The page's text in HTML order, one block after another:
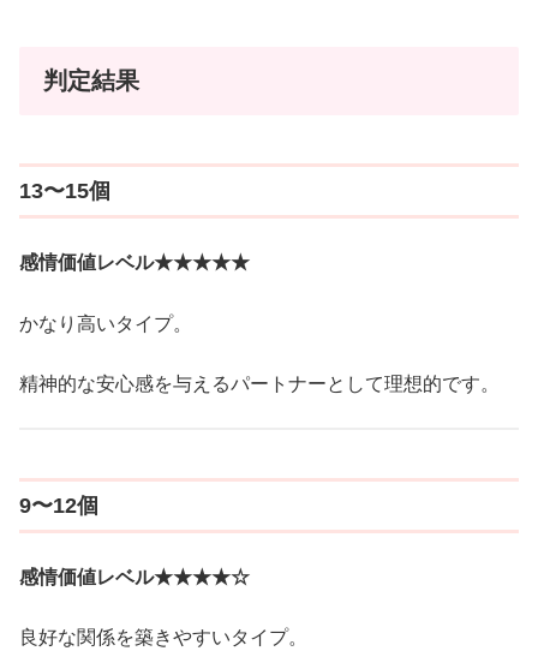
判定結果
13〜15個
感情価値レベル★★★★★
かなり高いタイプ。
精神的な安心感を与えるパートナーとして理想的です。
9〜12個
感情価値レベル★★★★☆
良好な関係を築きやすいタイプ。